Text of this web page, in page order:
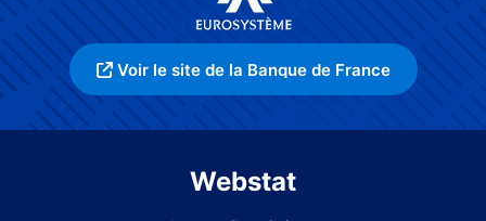
Voir le site de la Banque de France
Webstat